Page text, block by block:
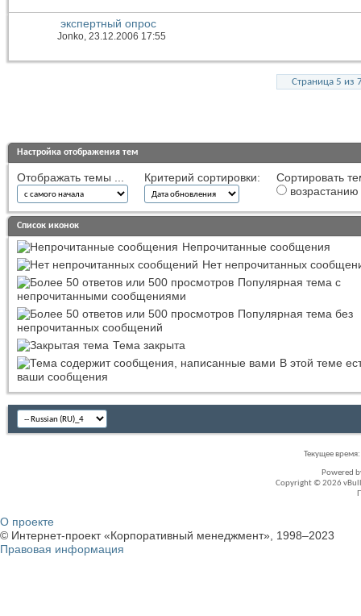
экспертный опрос
Jonko, 23.12.2006 17:55
Страница 5 из
Настройка отображения тем
Отображать темы ... Критерий сортировки:
Сортировать
возрастанию
Список иконок
Непрочитанные сообщения
Нет непрочитанных
Популярная тема с
непрочитанными сообщениями
Популярная тема без
непрочитанных сообщений
Тема закрыта
В этой теме
ваши сообщения
Текущее время:
Powered
Copyright © 2026
О проекте
© Интернет-проект «Корпоративный менеджмент», 1998–2023
Правовая информация